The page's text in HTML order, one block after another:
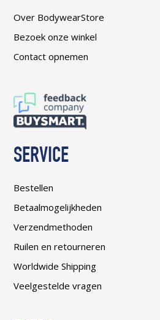
Over BodywearStore
Bezoek onze winkel
Contact opnemen
SERVICE
Bestellen
Betaalmogelijkheden
Verzendmethoden
Ruilen en retourneren
Worldwide Shipping
Veelgestelde vragen